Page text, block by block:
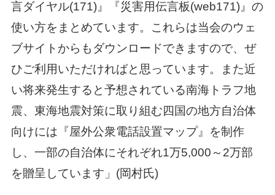
言ダイヤル(171)』『災害用伝言板(web171)』の
使い方をまとめています。これらは当会のウェ
ブサイトからもダウンロードできますので、ぜ
ひご利用いただければと思っています。また近
い将来発生すると予想されている南海トラフ地
震、東海地震対策に取り組む四国の地方自治体
向けには『屋外公衆電話設置マップ』を制作
し、一部の自治体にそれぞれ1万5,000～2万部
を贈呈しています」(岡村氏)